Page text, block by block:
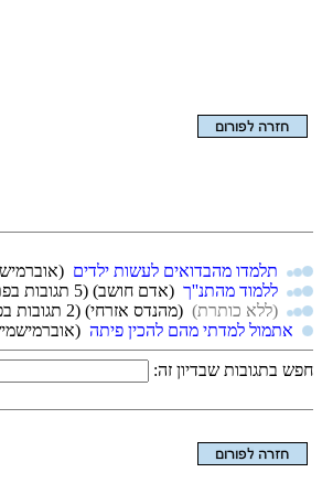
תלמדו מהבדואים לעשות ילדים
ללמוד מהתנ''ך (אדם חושב) (5 תגובות בפתיל)
(ללא כותרת) (מהנדס אזרחי) (2 תגובות בפתיל)
אתמול למדתי מהם להכין פיתה
חפש בתגובות שבדיון זה: